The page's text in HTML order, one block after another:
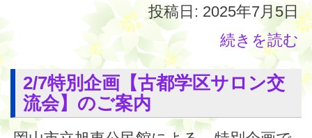
投稿日: 2025年7月5日
続きを読む
2/7特別企画【古都学区サロン交
流会】のご案内